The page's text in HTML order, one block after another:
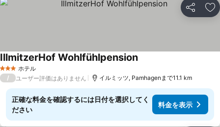
シェア お
3 ホテルのランク
ホテル
IllmitzerHof Wohlfühlpension料金を表示
/ ユーザー評価はありません イルミッツ, Pamhagenまで11.1 km
正確な料金を確認するには日付を選択してく
ださい
料金を表示